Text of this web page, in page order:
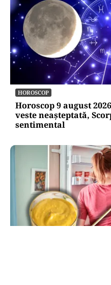
HOROSCOP
Horoscop 9 august
veste neașteptată,
sentimental